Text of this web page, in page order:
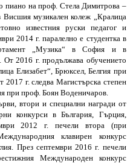
пиано на проф. Стела Димитрова –
музикален колеж „Кралица
известния руски педагог и
2014 г. паралелно е студентка в
„Музика“ в София и в
2016 г. продължава обучението
Елизабет“, Брюксел, Белгия при
г. следва Магистърска степен
при проф. Боян Воденичаров.
втори и специални награди от
конкурси в България, Гърция,
2012 г. печели втора (при
клавирен конкурс
През септември 2016 г. печели
Международен конкурс